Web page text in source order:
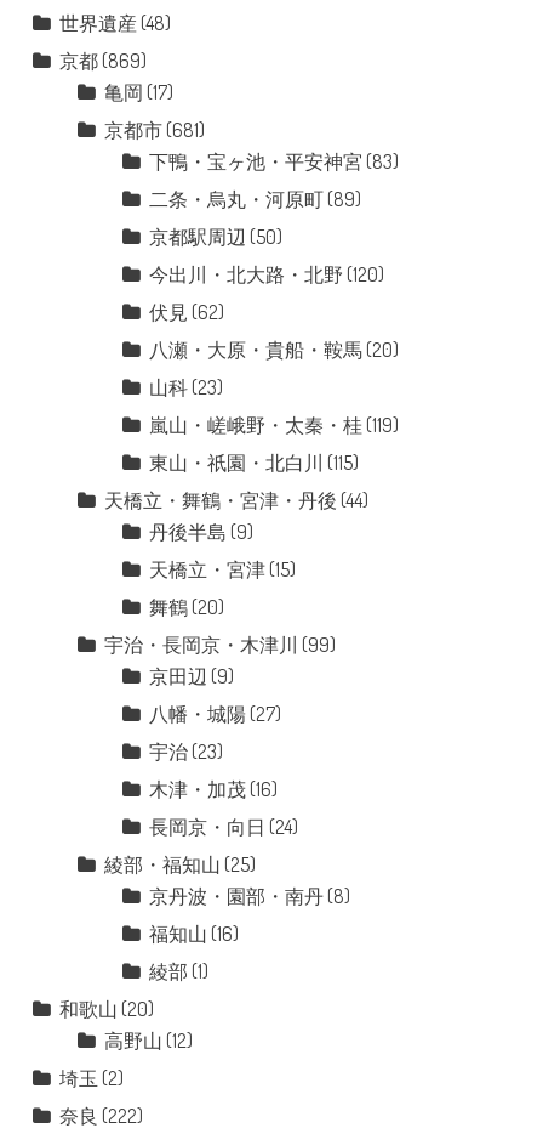
世界遺産 (48)
京都(869)
亀岡 (17)
京都市(681)
下鴨・宝ヶ池・平安神宮 (83)
二条・烏丸・河原町(89)
京都駅周辺 (50)
今出川・北大路・北野 (120)
伏見 (62)
八瀬・大原・貴船・鞍馬(20)
山科(23)
嵐山・嵯峨野・太秦・桂 (119)
東山・祇園・北白川 (115)
天橋立・舞鶴・宮津・丹後 (44)
丹後半島 (9)
天橋立・宮津(15)
舞鶴(20)
宇治・長岡京・木津川 (99)
京田辺 (9)
八幡・城陽 (27)
宇治(23)
木津・加茂(16)
長岡京・向日 (24)
綾部・福知山 (25)
京丹波・園部・南丹(8)
福知山 (16)
綾部 (1)
和歌山 (20)
高野山 (12)
埼玉 (2)
奈良 (222)